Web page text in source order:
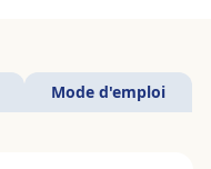
Mode d'emploi